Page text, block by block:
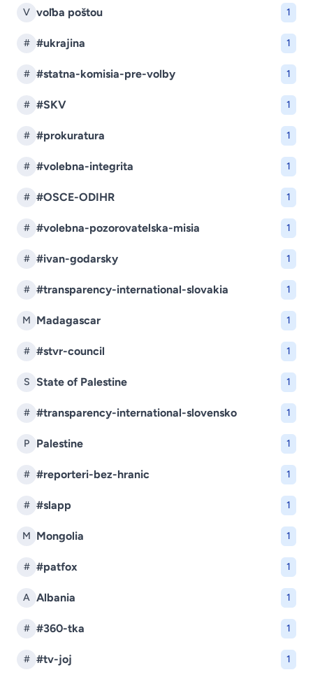
V voľba poštou 1
# #ukrajina 1
# #statna-komisia-pre-volby 1
# #SKV 1
# #prokuratura 1
# #volebna-integrita 1
# #OSCE-ODIHR 1
# #volebna-pozorovatelska-misia 1
# #ivan-godarsky 1
# #transparency-international-slovakia 1
M Madagascar 1
# #stvr-council 1
S State of Palestine 1
# #transparency-international-slovensko 1
P Palestine 1
# #reporteri-bez-hranic 1
# #slapp 1
M Mongolia 1
# #patfox 1
A Albania 1
# #360-tka 1
# #tv-joj 1